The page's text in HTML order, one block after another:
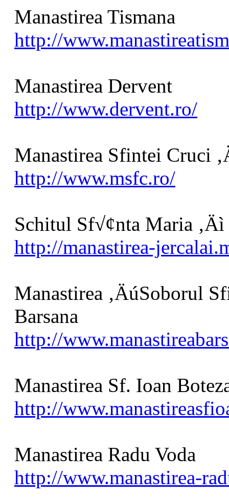
Manastirea Tismana
http://
Manastirea Dervent
http://www.dervent.ro/
Manastirea Sfintei Cruci
http://www.msfc.ro/
Schitul Sf√¢nta Maria
http://manastirea-
Manastirea ‚ÄúSoborul
Barsana
http://
Manastirea Sf. Ioan
http://
Manastirea Radu Voda
http://www.manastirea-